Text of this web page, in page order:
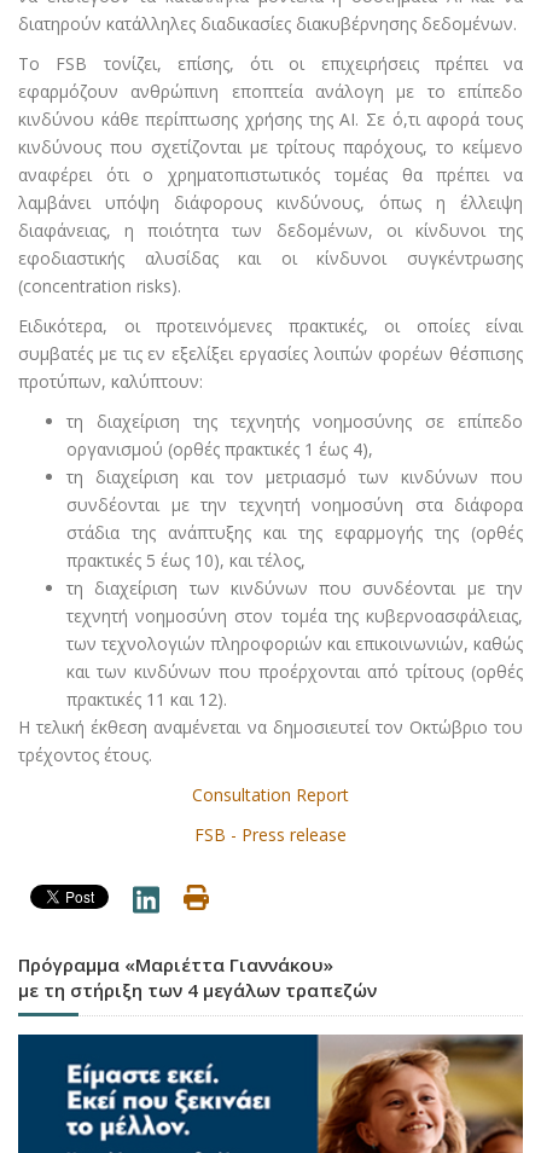
διατηρούν κατάλληλες διαδικασίες διακυβέρνησης δεδομένων.
Το FSB τονίζει, επίσης, ότι οι επιχειρήσεις πρέπει να
εφαρμόζουν ανθρώπινη εποπτεία ανάλογη με το επίπεδο
κινδύνου κάθε περίπτωσης χρήσης της AI. Σε ό,τι αφορά τους
κινδύνους που σχετίζονται με τρίτους παρόχους, το κείμενο
αναφέρει ότι ο χρηματοπιστωτικός τομέας θα πρέπει να
λαμβάνει υπόψη διάφορους κινδύνους, όπως η έλλειψη
διαφάνειας, η ποιότητα των δεδομένων, οι κίνδυνοι της
εφοδιαστικής αλυσίδας και οι κίνδυνοι συγκέντρωσης
(concentration risks).
Ειδικότερα, οι προτεινόμενες πρακτικές, οι οποίες είναι
συμβατές με τις εν εξελίξει εργασίες λοιπών φορέων θέσπισης
προτύπων, καλύπτουν:
τη διαχείριση της τεχνητής νοημοσύνης σε επίπεδο
οργανισμού (ορθές πρακτικές 1 έως 4),
τη διαχείριση και τον μετριασμό των κινδύνων που
συνδέονται με την τεχνητή νοημοσύνη στα διάφορα
στάδια της ανάπτυξης και της εφαρμογής της (ορθές
πρακτικές 5 έως 10), και τέλος,
τη διαχείριση των κινδύνων που συνδέονται με την
τεχνητή νοημοσύνη στον τομέα της κυβερνοασφάλειας,
των τεχνολογιών πληροφοριών και επικοινωνιών, καθώς
και των κινδύνων που προέρχονται από τρίτους (ορθές
πρακτικές 11 και 12).
Η τελική έκθεση αναμένεται να δημοσιευτεί τον Οκτώβριο του
τρέχοντος έτους.
Consultation Report
FSB - Press release
Πρόγραμμα «Μαριέττα Γιαννάκου»
με τη στήριξη των 4 μεγάλων τραπεζών